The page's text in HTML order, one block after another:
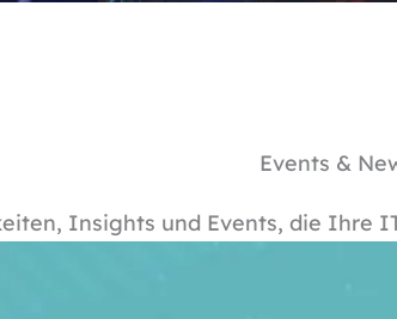
Events &
Insights und Events, die Ihre